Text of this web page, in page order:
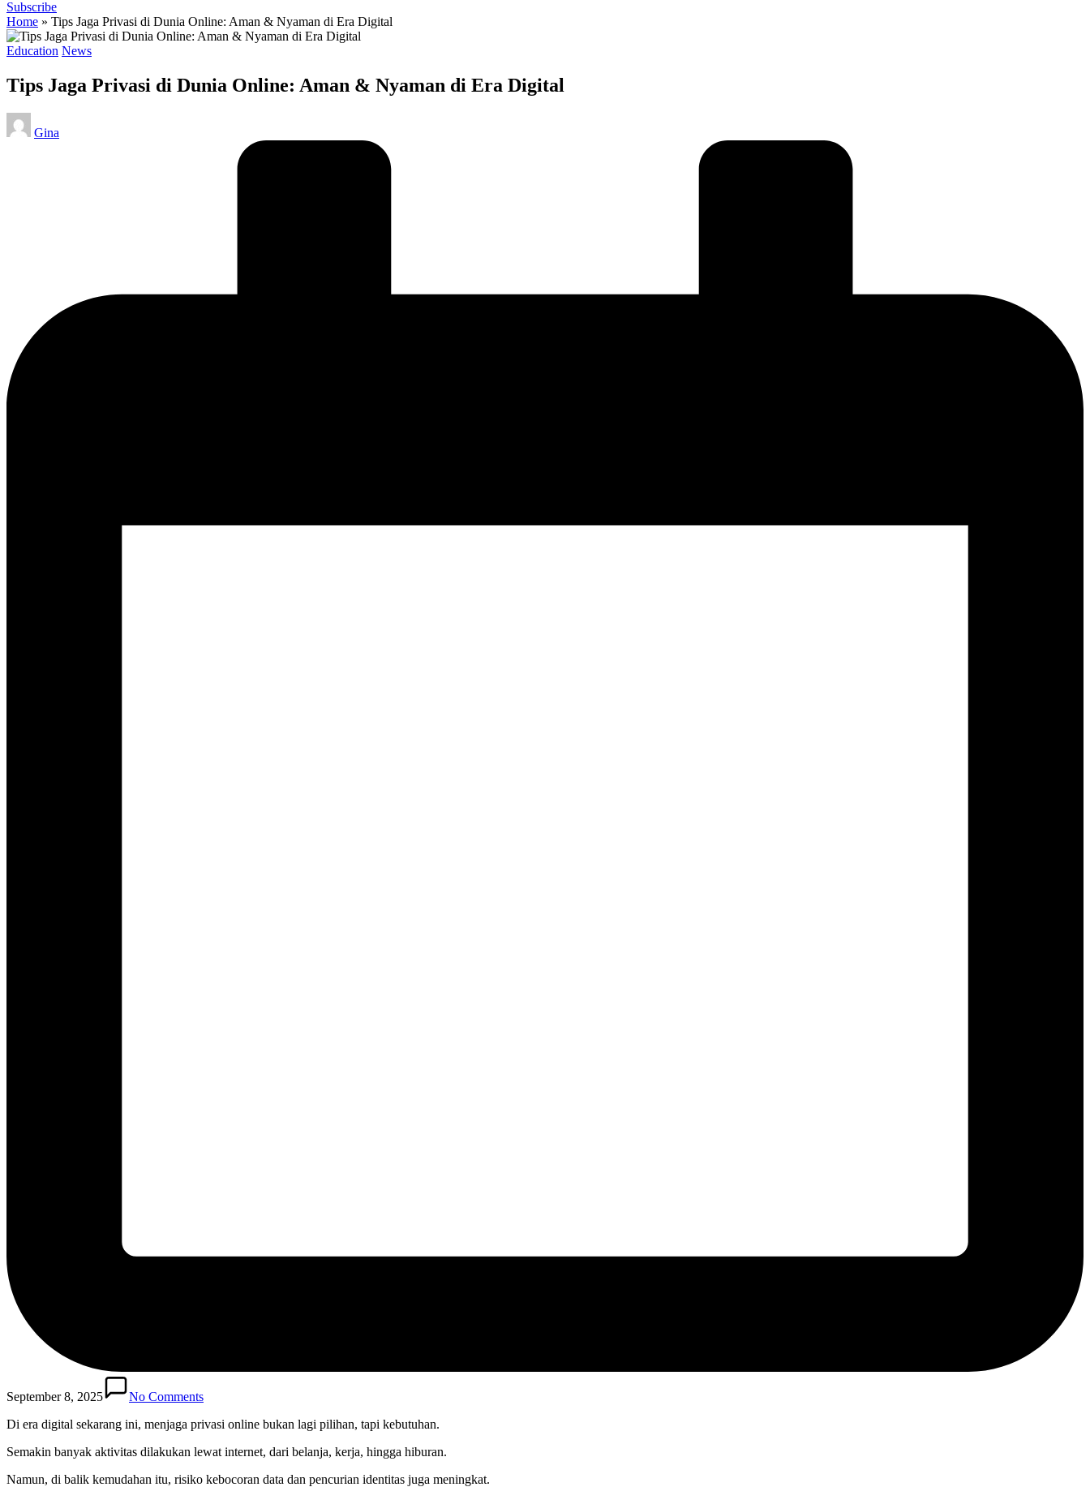
Subscribe
Home » Tips Jaga Privasi di Dunia Online: Aman & Nyaman di Era Digital
Posted
Education News
Tips Jaga Privasi di Dunia Online: Aman & Nyaman di Era Digital
Posted
by
Gina
September 8, 2025
No Comments
Di era digital sekarang ini, menjaga privasi online bukan lagi pilihan, tapi kebutuhan.
Semakin banyak aktivitas dilakukan lewat internet, dari belanja, kerja, hingga hiburan.
Namun, di balik kemudahan itu, risiko kebocoran data dan pencurian identitas juga meningkat.